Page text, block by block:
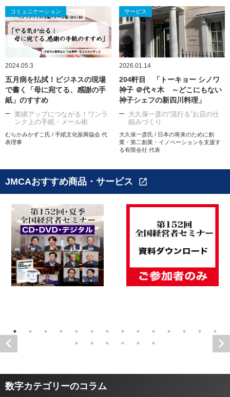
コミュニケーション
2024.05.3
五月病を払拭！ビジネスの現場
で書く「母に宛てる、感謝の手
紙」のすすめ
業績アップにつながる！ワンラ
ンク上の手紙・メール術
むらかみかずこ氏 / 手紙文化振興協会 代
表理事
サービス
2026.01.14
204軒目 「トーキョー シノワ
神子 ＠代々木 ～どこにもない
神子シェフの新四川料理」
大久保一彦の“流行る”お店の仕
組みづくり
大久保一彦氏 / 日本の将来のために創
業・第二創業・イノベーションを支援す
る有限会社 代表
JMCAおすすめ商品・サービス open_in_new
数字カテゴリーのコラム